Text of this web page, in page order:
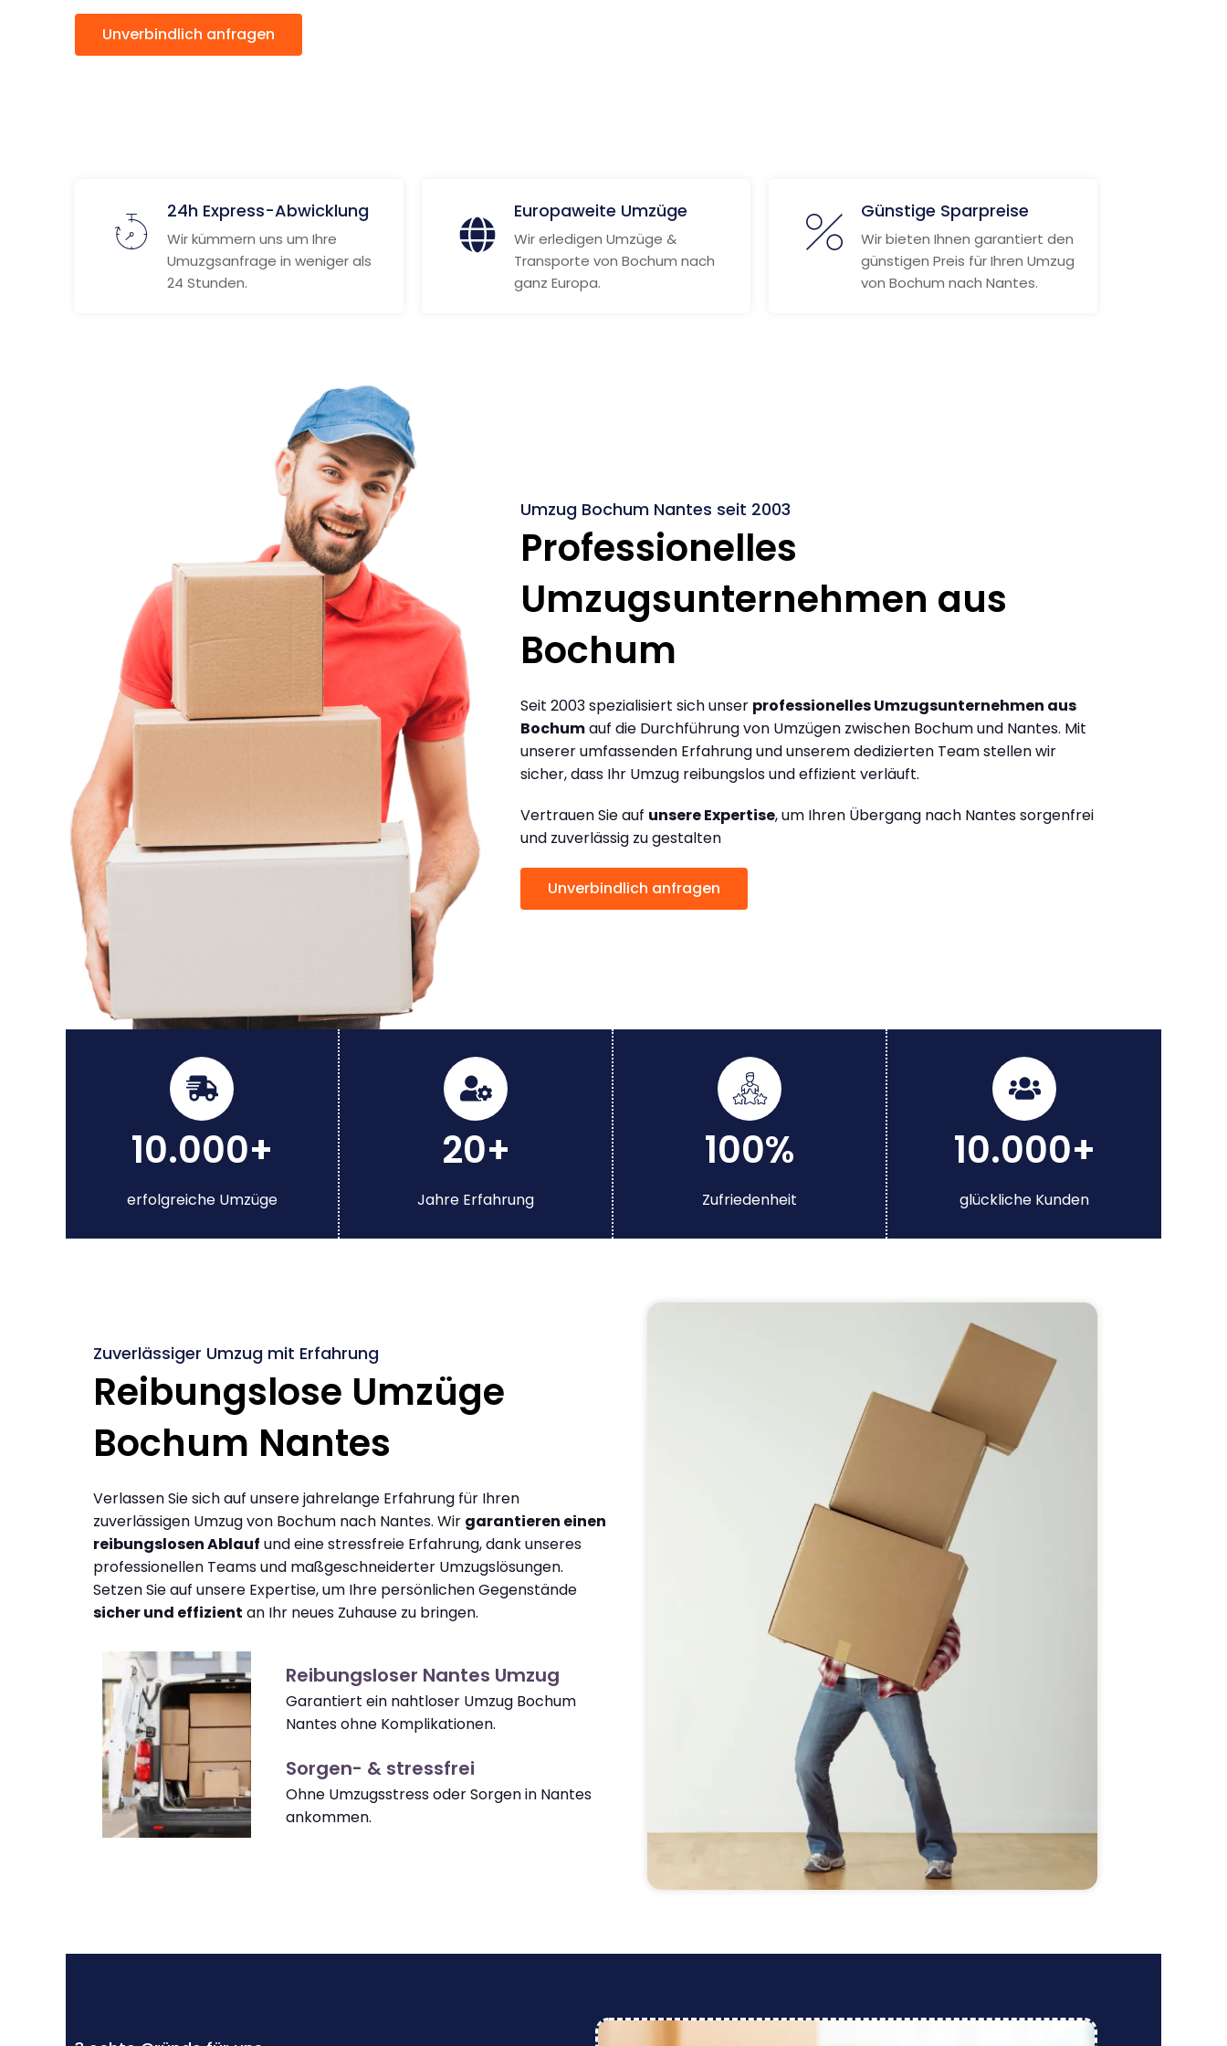
Unverbindlich anfragen
24h Express-Abwicklung
Wir kümmern uns um Ihre
Umuzgsanfrage in weniger als
24 Stunden.
Europaweite Umzüge
Wir erledigen Umzüge &
Transporte von Bochum nach
ganz Europa.
Günstige Sparpreise
Wir bieten Ihnen garantiert den
günstigen Preis für Ihren Umzug
von Bochum nach Nantes.
Umzug Bochum Nantes seit 2003
Professionelles
Umzugsunternehmen aus
Bochum
Seit 2003 spezialisiert sich unser professionelles Umzugsunternehmen aus
Bochumauf die Durchführung von Umzügen zwischen Bochum und Nantes. Mit
unserer umfassenden Erfahrung und unserem dedizierten Team stellen wir
sicher, dass Ihr Umzug reibungslos und effizient verläuft.
Vertrauen Sie auf unsere Expertise, um Ihren Übergang nach Nantes sorgenfrei
und zuverlässig zu gestalten
Unverbindlich anfragen
10.000+
erfolgreiche Umzüge
20+
Jahre Erfahrung
100%
Zufriedenheit
10.000+
glückliche Kunden
Zuverlässiger Umzug mit Erfahrung
Reibungslose Umzüge
Bochum Nantes
Verlassen Sie sich auf unsere jahrelange Erfahrung für Ihren
zuverlässigen Umzug von Bochum nach Nantes. Wir garantieren einen
reibungslosen Ablauf und eine stressfreie Erfahrung, dank unseres
professionellen Teams und maßgeschneiderter Umzugslösungen.
Setzen Sie auf unsere Expertise, um Ihre persönlichen Gegenstände
sicher und effizient an Ihr neues Zuhause zu bringen.
Reibungsloser Nantes Umzug
Garantiert ein nahtloser Umzug Bochum
Nantes ohne Komplikationen.
Sorgen- & stressfrei
Ohne Umzugsstress oder Sorgen in Nantes
ankommen.